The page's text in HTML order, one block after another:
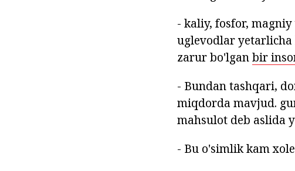
- kaliy, fosfor,
uglevodlar
zarur bo'lganbir
- Bundan tashqari,
miqdorda mavjud.
mahsulot deb aslida
- Bu o'simlik kam